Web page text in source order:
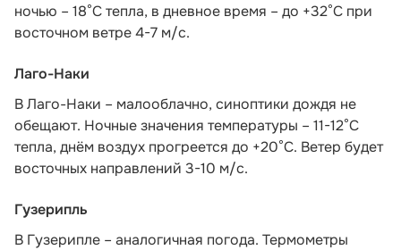
ночью – 18°С тепла, в дневное время – до +32°С при
восточном ветре 4-7 м/с.
Лаго-Наки
В Лаго-Наки – малооблачно, синоптики дождя не
обещают. Ночные значения температуры – 11-12°С
тепла, днём воздух прогреется до +20°С. Ветер будет
восточных направлений 3-10 м/с.
Гузерипль
В Гузерипле – аналогичная погода. Термометры